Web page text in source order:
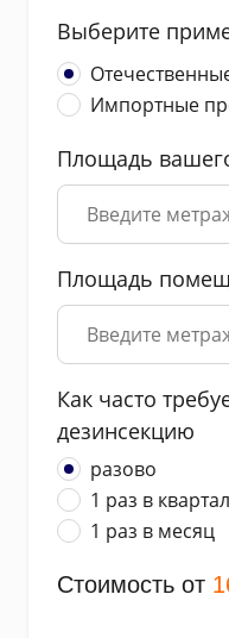
Выберите
Импортные
Площадь
Площадь
Как часто
дезинсекцию
разово
1 раз в квартал
1 раз в месяц
Стоимость от